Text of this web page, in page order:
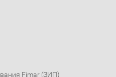
Fimar (ЗИП)